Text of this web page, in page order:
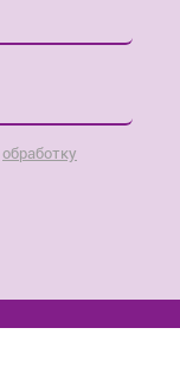
обработку